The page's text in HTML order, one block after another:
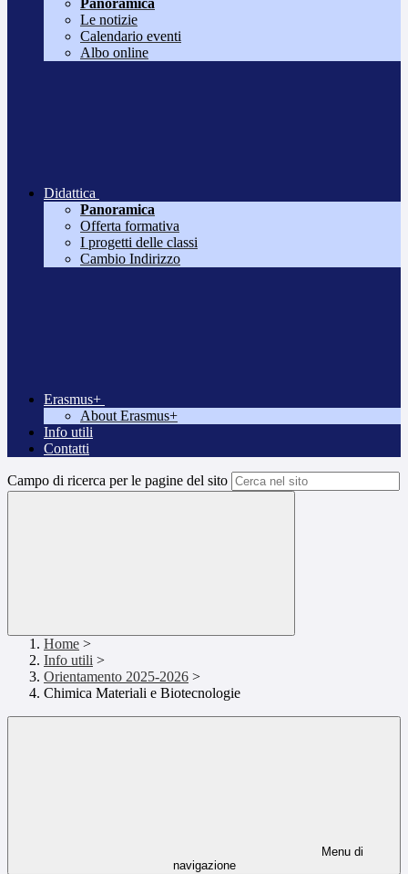
Panoramica
Le notizie
Calendario eventi
Albo online
Didattica
Panoramica
Offerta formativa
I progetti delle classi
Cambio Indirizzo
Erasmus+
About Erasmus+
Info utili
Contatti
Campo di ricerca per le pagine del sito
Home >
Info utili >
Orientamento 2025-2026 >
Chimica Materiali e Biotecnologie
Menu di
navigazione